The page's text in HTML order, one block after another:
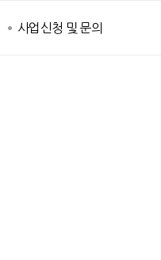
사업신청 및 문의